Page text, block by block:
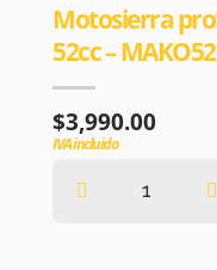
Motosierra
52cc – MAKO52
$3,990.00
IVA incluido